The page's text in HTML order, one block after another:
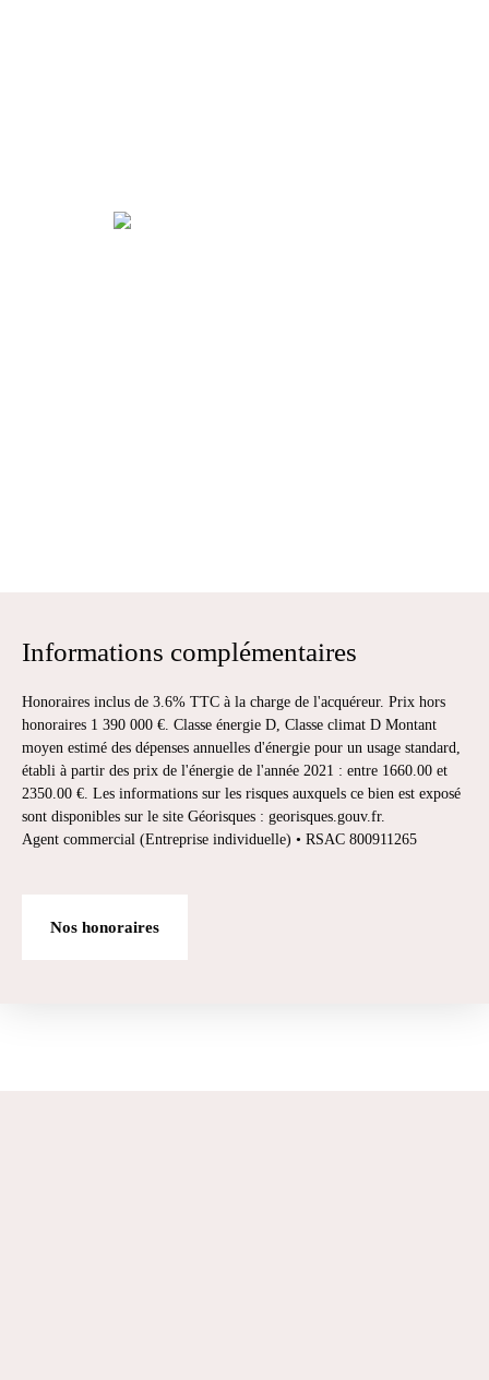
Informations complémentaires
Honoraires inclus de 3.6% TTC à la charge de l'acquéreur. Prix hors
honoraires 1 390 000 €. Classe énergie D, Classe climat D Montant
moyen estimé des dépenses annuelles d'énergie pour un usage standard,
établi à partir des prix de l'énergie de l'année 2021 : entre 1660.00 et
2350.00 €. Les informations sur les risques auxquels ce bien est exposé
sont disponibles sur le site Géorisques : georisques.gouv.fr.
Agent commercial (Entreprise individuelle) • RSAC 800911265
Nos honoraires